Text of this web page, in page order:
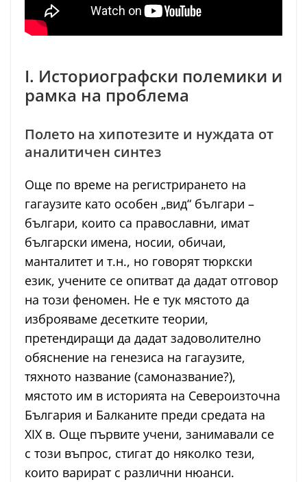
I. Историографски полемики и
рамка на проблема
Полето на хипотезите и нуждата от
аналитичен синтез
Още по време на регистрирането на
гагаузите като особен „вид“ българи –
българи, които са православни, имат
български имена, носии, обичаи,
манталитет и т.н., но говорят тюркски
език, учените се опитват да дадат отговор
на този феномен. Не е тук мястото да
изброяваме десетките теории,
претендиращи да дадат задоволително
обяснение на генезиса на гагаузите,
тяхното название (самоназвание?),
мястото им в историята на Североизточна
България и Балканите преди средата на
ХІХ в. Още първите учени, занимавали се
с този въпрос, стигат до няколко тези,
които варират с различни нюанси.